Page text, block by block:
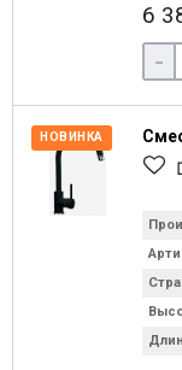
6
-
НОВИНКА